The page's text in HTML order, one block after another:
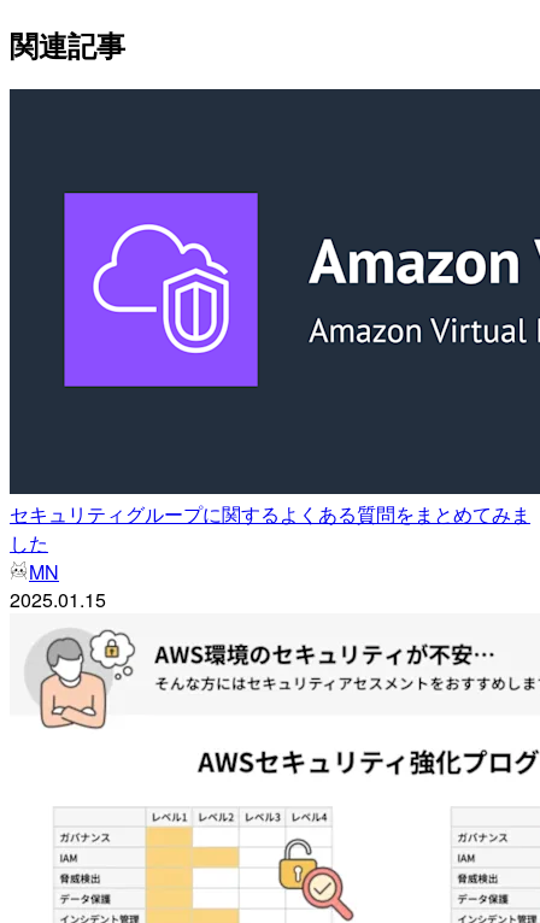
関連記事
セキュリティグループに関するよくある質問をまとめてみま
した
MN
2025.01.15